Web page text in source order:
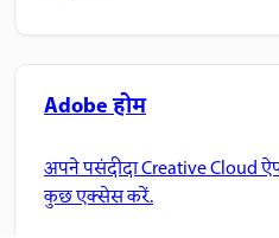
Adobe होम
अपने पसंदीदा Creative Cloud
कुछ एक्सेस करें.